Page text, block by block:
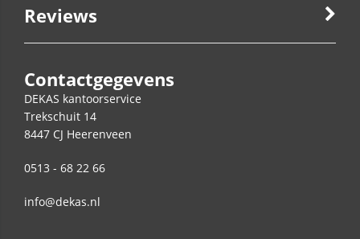
Reviews
Contactgegevens
DEKAS kantoorservice
Trekschuit 14
8447 CJ Heerenveen
0513 - 68 22 66
info@dekas.nl